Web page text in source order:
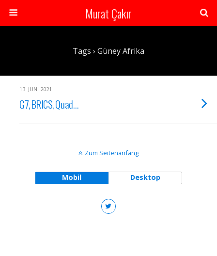
Murat Çakır
Tags › Güney Afrika
13. JUNI 2021
G7, BRICS, Quad…
Zum Seitenanfang
Mobil Desktop